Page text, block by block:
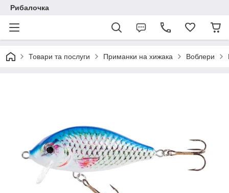
Рибалочка
Товари та послуги Приманки на хижака Воблери